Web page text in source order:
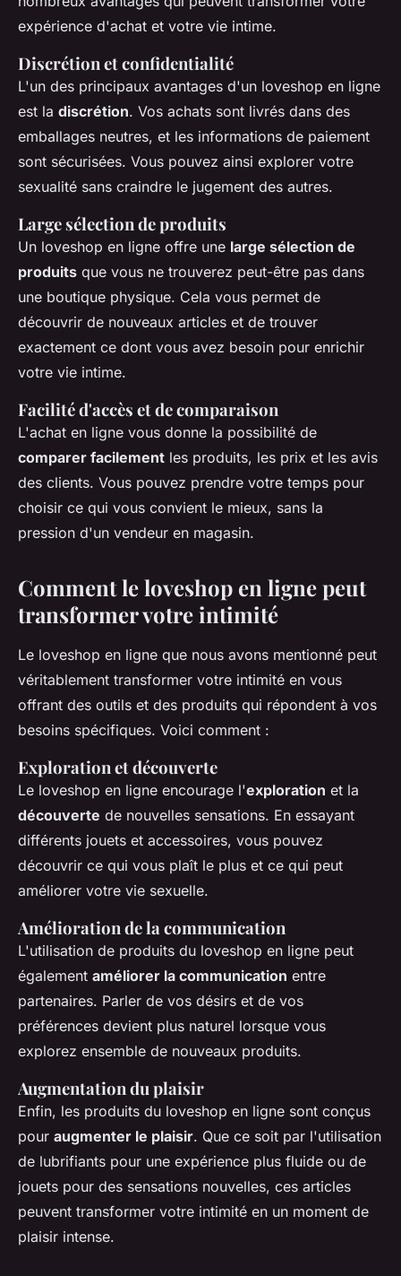
expérience d'achat et votre vie intime.
Discrétion et confidentialité
L'un des principaux avantages d'un loveshop en ligne
est la discrétion. Vos achats sont livrés dans des
emballages neutres, et les informations de paiement
sont sécurisées. Vous pouvez ainsi explorer votre
sexualité sans craindre le jugement des autres.
Large sélection de produits
Un loveshop en ligne offre une large sélection de
produits que vous ne trouverez peut-être pas dans
une boutique physique. Cela vous permet de
découvrir de nouveaux articles et de trouver
exactement ce dont vous avez besoin pour enrichir
votre vie intime.
Facilité d'accès et de comparaison
L'achat en ligne vous donne la possibilité de
comparer facilement les produits, les prix et les avis
des clients. Vous pouvez prendre votre temps pour
choisir ce qui vous convient le mieux, sans la
pression d'un vendeur en magasin.
Comment le loveshop en ligne peut
transformer votre intimité
Le loveshop en ligne que nous avons mentionné peut
véritablement transformer votre intimité en vous
offrant des outils et des produits qui répondent à vos
besoins spécifiques. Voici comment :
Exploration et découverte
Le loveshop en ligne encourage l'exploration et la
découverte de nouvelles sensations. En essayant
différents jouets et accessoires, vous pouvez
découvrir ce qui vous plaît le plus et ce qui peut
améliorer votre vie sexuelle.
Amélioration de la communication
L'utilisation de produits du loveshop en ligne peut
également améliorer la communication entre
partenaires. Parler de vos désirs et de vos
préférences devient plus naturel lorsque vous
explorez ensemble de nouveaux produits.
Augmentation du plaisir
Enfin, les produits du loveshop en ligne sont conçus
pour augmenter le plaisir. Que ce soit par l'utilisation
de lubrifiants pour une expérience plus fluide ou de
jouets pour des sensations nouvelles, ces articles
peuvent transformer votre intimité en un moment de
plaisir intense.